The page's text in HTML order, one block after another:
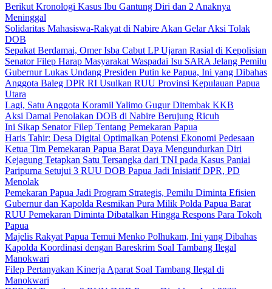
Berikut Kronologi Kasus Ibu Gantung Diri dan 2 Anaknya
Meninggal
Solidaritas Mahasiswa-Rakyat di Nabire Akan Gelar Aksi Tolak
DOB
Sepakat Berdamai, Omer Isba Cabut LP Ujaran Rasial di Kepolisian
Senator Filep Harap Masyarakat Waspadai Isu SARA Jelang Pemilu
Gubernur Lukas Undang Presiden Putin ke Papua, Ini yang Dibahas
Anggota Baleg DPR RI Usulkan RUU Provinsi Kepulauan Papua
Utara
Lagi, Satu Anggota Koramil Yalimo Gugur Ditembak KKB
Aksi Damai Penolakan DOB di Nabire Berujung Ricuh
Ini Sikap Senator Filep Tentang Pemekaran Papua
Haris Tahir: Desa Digital Optimalkan Potensi Ekonomi Pedesaan
Ketua Tim Pemekaran Papua Barat Daya Mengundurkan Diri
Kejagung Tetapkan Satu Tersangka dari TNI pada Kasus Paniai
Paripurna Setujui 3 RUU DOB Papua Jadi Inisiatif DPR, PD
Menolak
Pemekaran Papua Jadi Program Strategis, Pemilu Diminta Efisien
Gubernur dan Kapolda Resmikan Pura Milik Polda Papua Barat
RUU Pemekaran Diminta Dibatalkan Hingga Respons Para Tokoh
Papua
Majelis Rakyat Papua Temui Menko Polhukam, Ini yang Dibahas
Kapolda Koordinasi dengan Bareskrim Soal Tambang Ilegal
Manokwari
Filep Pertanyakan Kinerja Aparat Soal Tambang Ilegal di
Manokwari